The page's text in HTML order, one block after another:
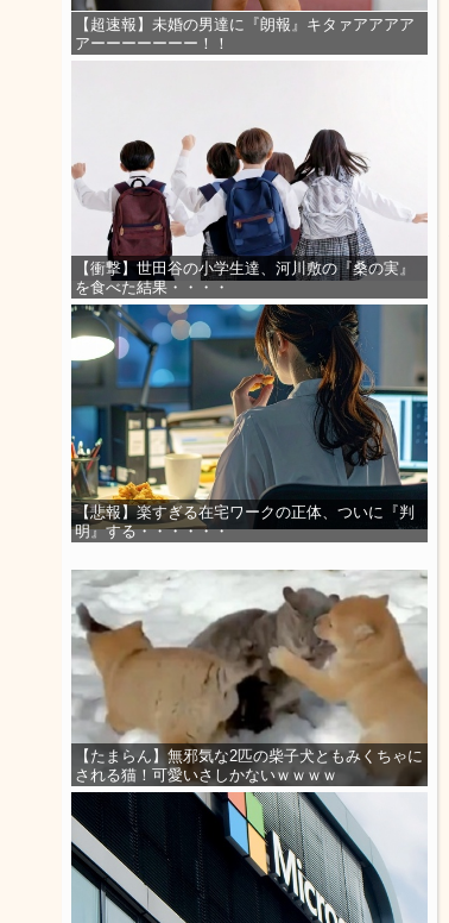
【超速報】未婚の男達に『朗報』キタァアアアア
アーーーーーーー！！
【衝撃】世田谷の小学生達、河川敷の『桑の実』
を食べた結果・・・・
【悲報】楽すぎる在宅ワークの正体、ついに『判
明』する・・・・・・
【たまらん】無邪気な2匹の柴子犬ともみくちゃに
される猫！可愛いさしかないｗｗｗｗ